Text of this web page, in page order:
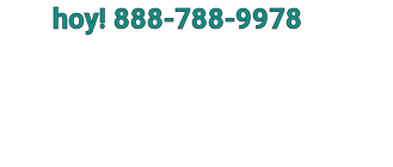
hoy! 888-788-9978